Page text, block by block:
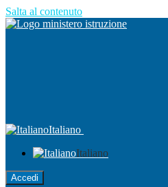
Salta al contenuto
Italiano
Italiano
Accedi